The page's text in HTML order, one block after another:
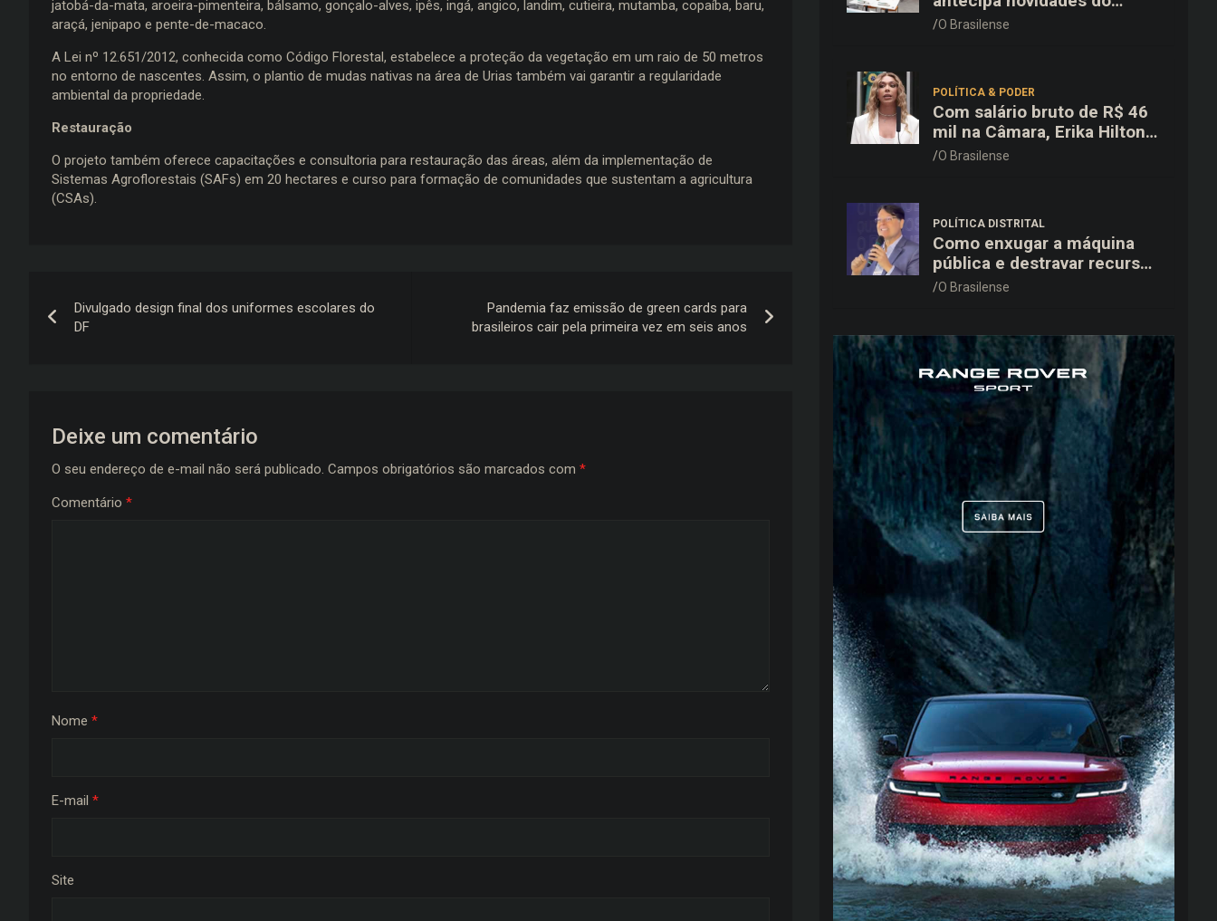
jatobá-da-mata, aroeira-pimenteira, bálsamo, gonçalo-alves, ipês, ingá, angico, landim, cutieira, mutamba, copaíba, baru,
araçá, jenipapo e pente-de-macaco.
A Lei nº 12.651/2012, conhecida como Código Florestal, estabelece a proteção da vegetação em um raio de 50 metros
no entorno de nascentes. Assim, o plantio de mudas nativas na área de Urias também vai garantir a regularidade
ambiental da propriedade.
Restauração
O projeto também oferece capacitações e consultoria para restauração das áreas, além da implementação de
Sistemas Agroflorestais (SAFs) em 20 hectares e curso para formação de comunidades que sustentam a agricultura
(CSAs).
de
Divulgado design final dos uniformes escolares do
DF
Pandemia faz emissão de green cards para
brasileiros cair pela primeira vez em seis anos
Deixe um comentário
O seu endereço de e-mail não será publicado. Campos obrigatórios são marcados com *
Comentário *
Nome *
E-mail *
Site
cardápio e oferece 25% de
O Brasilense
POLÍTICA & PODER
Com salário bruto de R$ 46
mil na Câmara, Erika Hilton
declara patrimônio de R$
O Brasilense
POLÍTICA DISTRITAL
Como enxugar a máquina
pública e destravar recursos
para a saúde e educação no
O Brasilense